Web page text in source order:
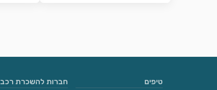
טיפים חברות להשכרת